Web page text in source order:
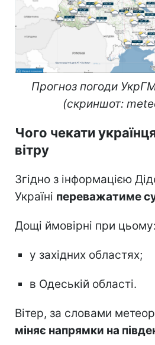
Прогноз погоди
(скриншот:
Чого чекати
вітру
Згідно з інформацією
Україні переважатиме
Дощі ймовірні при цьому:
у західних областях;
в Одеській області.
Вітер, за словами
міняє напрямки на